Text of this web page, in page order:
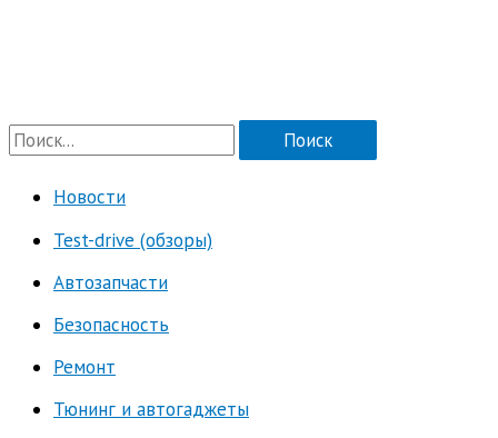
П
Новости
Test-drive (обзоры)
Автозапчасти
Безопасность
Ремонт
Тюнинг и автогаджеты